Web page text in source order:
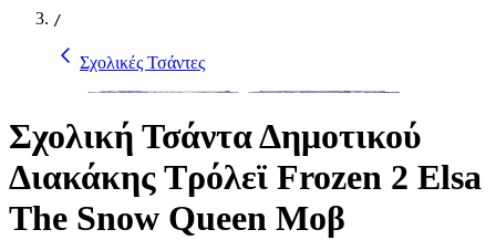
/
Σχολικές Τσάντες
Σχολική Τσάντα Δημοτικού
Διακάκης Τρόλεϊ Frozen 2 Elsa
The Snow Queen Μοβ